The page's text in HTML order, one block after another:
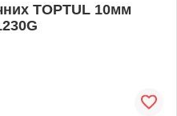
TOPTUL 10мм